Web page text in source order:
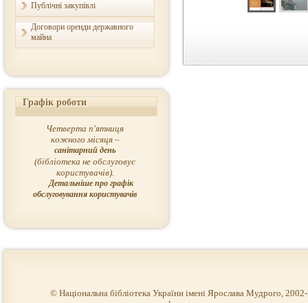
Публічні закупівлі
Договори оренди державного
майна
Графік роботи
Четверта п'ятниця
кожного місяця –
санітарний день
(бібліотека не обслуговує
користувачів).
Детальніше про графік
обслуговування користувачів
© Національна бібліотека України імені Ярослава Мудрого,